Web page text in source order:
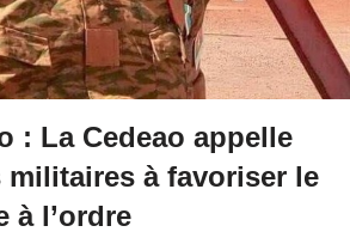
: La Cedeao appelle
militaires à favoriser le
à l’ordre